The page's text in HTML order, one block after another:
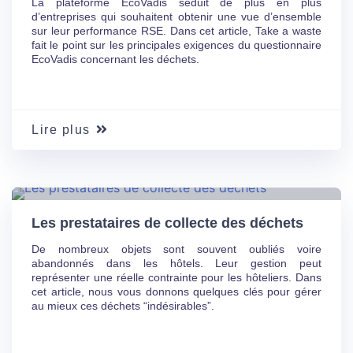
La plateforme EcoVadis séduit de plus en plus
d’entreprises qui souhaitent obtenir une vue d’ensemble
sur leur performance RSE. Dans cet article, Take a waste
fait le point sur les principales exigences du questionnaire
EcoVadis concernant les déchets.
Lire plus
Les prestataires de collecte des déchets
De nombreux objets sont souvent oubliés voire
abandonnés dans les hôtels. Leur gestion peut
représenter une réelle contrainte pour les hôteliers. Dans
cet article, nous vous donnons quelques clés pour gérer
au mieux ces déchets “indésirables”.